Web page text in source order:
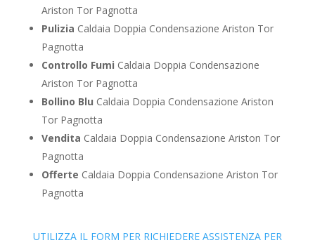
Ariston Tor Pagnotta
Pulizia Caldaia Doppia Condensazione Ariston Tor
Pagnotta
Controllo Fumi Caldaia Doppia Condensazione
Ariston Tor Pagnotta
Bollino Blu Caldaia Doppia Condensazione Ariston
Tor Pagnotta
Vendita Caldaia Doppia Condensazione Ariston Tor
Pagnotta
Offerte Caldaia Doppia Condensazione Ariston Tor
Pagnotta
UTILIZZA IL FORM PER RICHIEDERE ASSISTENZA PER